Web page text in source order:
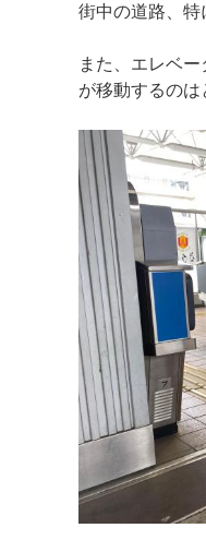
街中の道路、特
また、エレベ
が移動するのは